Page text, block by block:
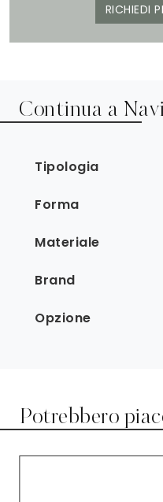
RICHIEDI
Continua a
Tipologia
Forma
Materiale
Brand
Opzione
Potrebbero